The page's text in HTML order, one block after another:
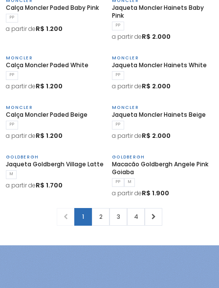
Calça Moncler Paded Baby Pink
PP
a partir deR$ 1.200
Jaqueta Moncler Hainets Baby
Pink
PP
a partir deR$ 2.000
MONCLER
Calça Moncler Paded White
PP
a partir deR$ 1.200
MONCLER
Jaqueta Moncler Hainets White
PP
a partir deR$ 2.000
MONCLER
Calça Moncler Paded Beige
PP
a partir deR$ 1.200
MONCLER
Jaqueta Moncler Hainets Beige
PP
a partir deR$ 2.000
GOLDBERGH
Jaqueta Goldbergh Village Latte
M
a partir deR$ 1.700
GOLDBERGH
Macacão Goldbergh Angele Pink
Goiaba
PP M
a partir deR$ 1.900
1 2 3 4